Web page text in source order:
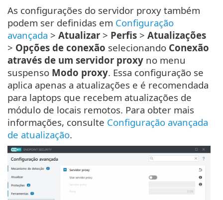
As configurações do servidor proxy também
podem ser definidas em Configuração
avançada > Atualizar > Perfis > Atualizações
> Opções de conexão selecionando Conexão
através de um servidor proxy no menu
suspenso Modo proxy. Essa configuração se
aplica apenas a atualizações e é recomendada
para laptops que recebem atualizações de
módulo de locais remotos. Para obter mais
informações, consulte Configuração avançada
de atualização.